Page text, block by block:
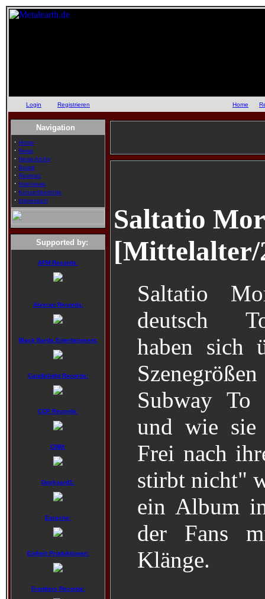
Login Registrieren Home
Navigation
· Home
· News
· News Archiv
· Board
· Reviews
· Interviews
· Konzertberichte
· Impressum
Supported by:
AFM Records:
Alveran Records:
Black Bards Entertainment:
Candlelight Records:
CCP Records:
CMM:
Dockyard1:
Earache:
Einheit Produktionen:
Frontiers Records:
Saltatio
[Mittelalter/
Saltatio
deutsch
haben sich
Subway To
und wie sie
Frei nach
stirbt nicht"
ein Album
der Fans
Klänge.